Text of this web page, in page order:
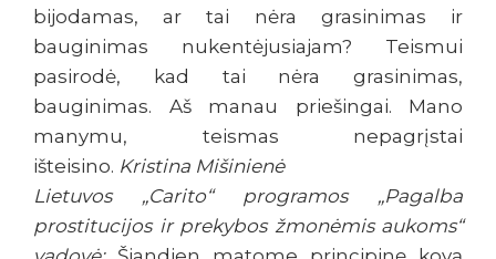
bijodamas, ar tai nėra grasinimas ir
bauginimas nukentėjusiajam? Teismui
pasirodė, kad tai nėra grasinimas,
bauginimas. Aš manau priešingai. Mano
manymu, teismas nepagrįstai
išteisino. Kristina Mišinienė
Lietuvos „Carito“ programos „Pagalba
prostitucijos ir prekybos žmonėmis aukoms“